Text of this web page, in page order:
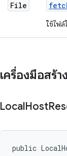
File
ใช้ไฟ
เครื่องมือสร้
LocalHost
public